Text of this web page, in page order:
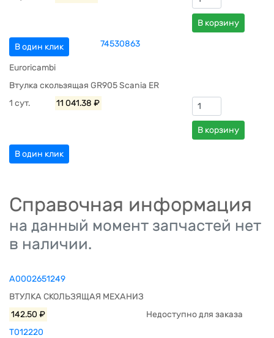
В корзину
В один клик 74530863
Euroricambi
Втулка скользящая GR905 Scania ER
1 сут.
11 041.38 ₽
В корзину
В один клик
Справочная информация
на данный момент запчастей нет
в наличии.
A0002651249
ВТУЛКА СКОЛЬЗЯЩАЯ МЕХАНИЗ
142.50 ₽
Недоступно для заказа
T012220